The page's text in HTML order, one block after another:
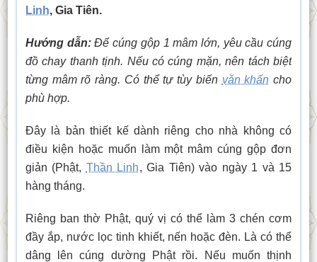
Linh, Gia Tiên.
Hướng dẫn:Để cúng gộp 1 mâm lớn, yêu cầu cúng
đồ chay thanh tịnh. Nếu có cúng mặn, nên tách biệt
từng mâm rõ ràng. Có thể tự tùy biến văn khấn cho
phù hợp.
Đây là bản thiết kế dành riêng cho nhà không có
điều kiện hoặc muốn làm một mâm cúng gộp đơn
giản (Phật, Thần Linh, Gia Tiên) vào ngày 1 và 15
hàng tháng.
Riêng ban thờ Phật, quý vị có thể làm 3 chén cơm
đầy ắp, nước lọc tinh khiết, nến hoặc đèn. Là có thể
dâng lên cúng dường Phật rồi. Nếu muốn thịnh